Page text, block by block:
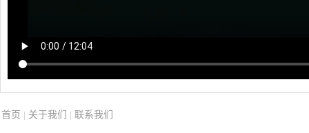
首页 | 关于我们 | 联系我们